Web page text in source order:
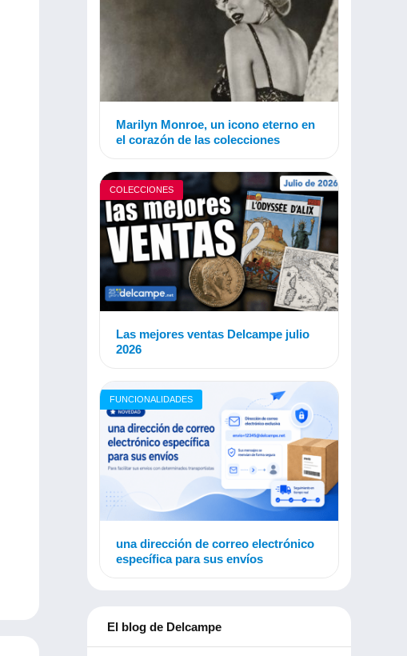
Marilyn Monroe, un icono eterno en
el corazón de las colecciones
COLECCIONES
Las mejores ventas Delcampe julio
2026
FUNCIONALIDADES
una dirección de correo electrónico
específica para sus envíos
El blog de Delcampe